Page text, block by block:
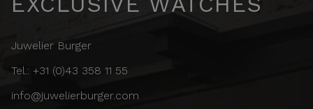
Juwelier Burger
Tel.: +31 (0)43 358 11 55
info@juwelierburger.com